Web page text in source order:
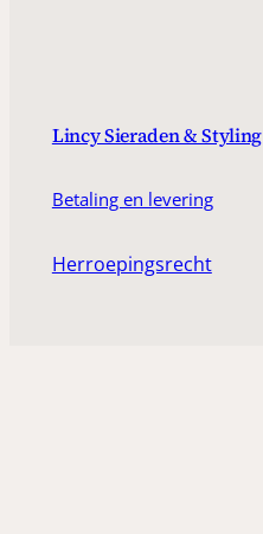
Lincy Sieraden & Styling
Betaling en levering
Herroepingsrecht